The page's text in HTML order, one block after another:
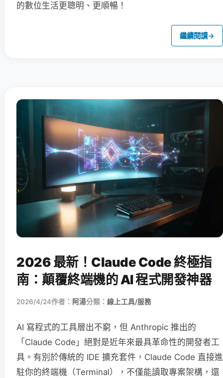
的數位生活更聰明、更順暢！
繼續閱讀→
2026 最新！Claude Code 終極指
南：顛覆終端機的 AI 程式開發神器
2026/4/24作者： 阿湯分類： 線上工具/服務
AI 寫程式的工具層出不窮，但 Anthropic 推出的
「Claude Code」絕對是近年來最具革命性的開發者工
具。有別於傳統的 IDE 擴充套件，Claude Code 直接進
駐你的終端機（Terminal），不僅能讀取專案架構，還